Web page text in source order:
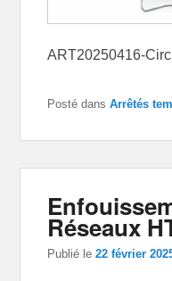
ART20250416-
Posté dans Arrêtés
Réseaux
Publié le22 février